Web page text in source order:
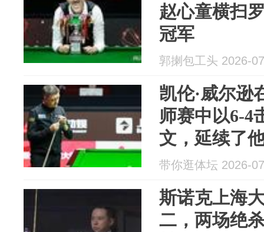
赵心童横扫
冠军
郭揦包工头 2026-
凯伦·威尔逊
师赛中以6-4
文，延续了
胜纪录
带你逛体坛 2026-
斯诺克上海
二，两场绝